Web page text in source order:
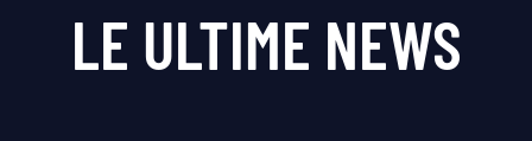
LE ULTIME NEWS